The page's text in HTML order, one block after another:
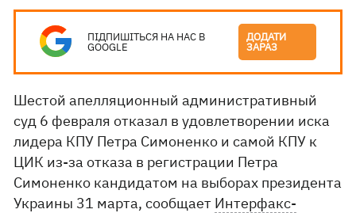
ПІДПИШІТЬСЯ НА НАС В
GOOGLE
ДОДАТИ
ЗАРАЗ
Шестой апелляционный административный
суд 6 февраля отказал в удовлетворении иска
лидера КПУ Петра Симоненко и самой КПУ к
ЦИК из-за отказа в регистрации Петра
Симоненко кандидатом на выборах президента
Украины 31 марта, сообщает Интерфакс-